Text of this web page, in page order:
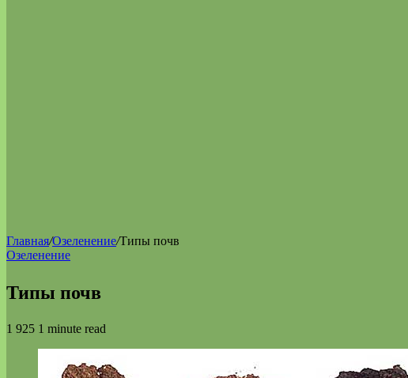
Главная/Озеленение/Типы почв
Озеленение
Типы почв
1 925 1 minute read